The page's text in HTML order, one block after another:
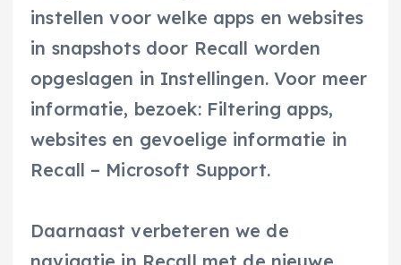
instellen voor welke apps en websites
in snapshots door Recall worden
opgeslagen in Instellingen. Voor meer
informatie, bezoek: Filtering apps,
websites en gevoelige informatie in
Recall – Microsoft Support.
Daarnaast verbeteren we de